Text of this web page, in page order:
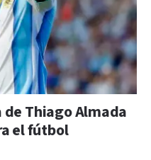
Thiago Almada
el fútbol